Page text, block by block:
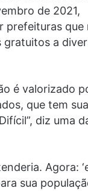
de 2021,
prefeituras que
gratuitos a
é valorizado
que tem
diz uma
Agora:
sua